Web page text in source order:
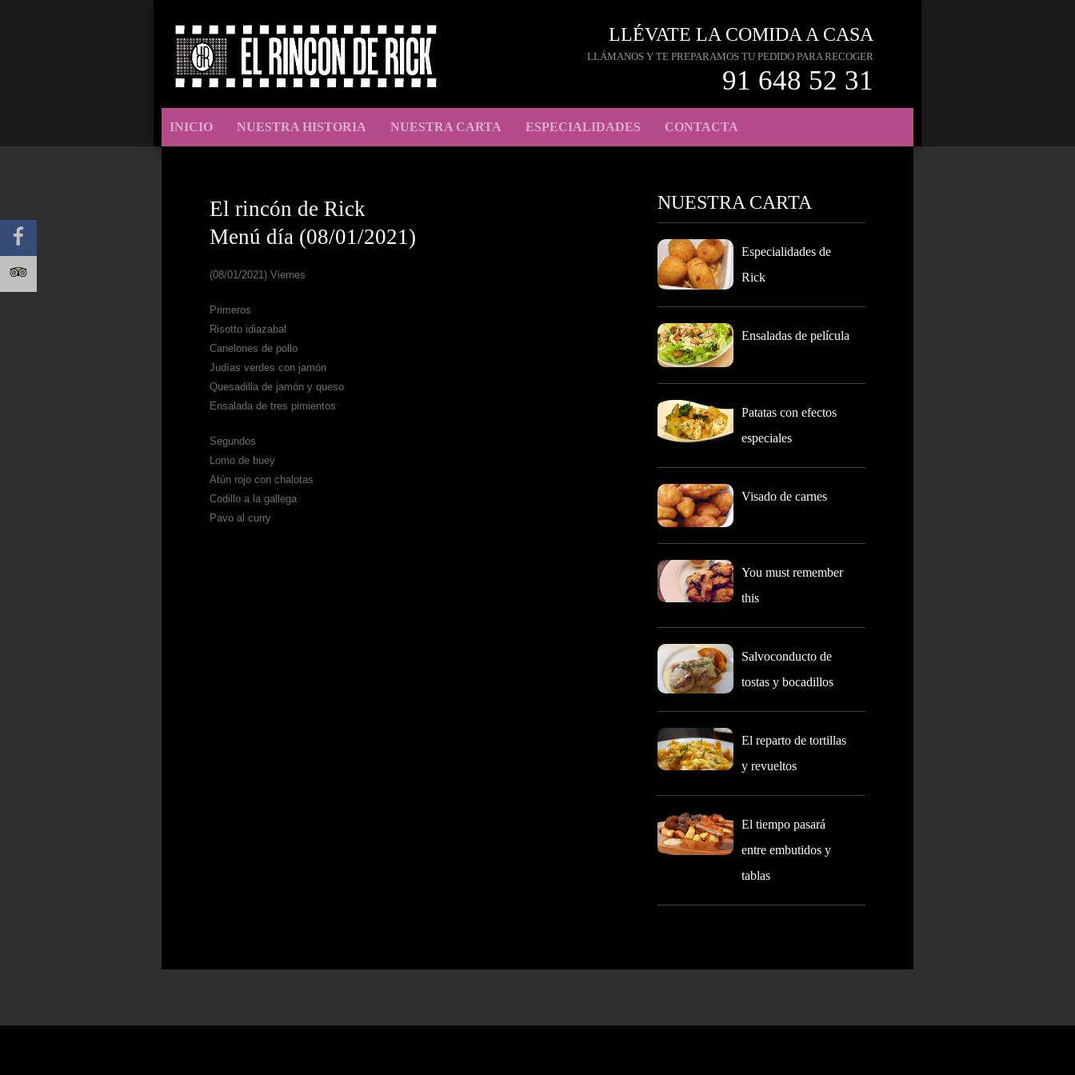
LLÉVATE LA COMIDA A CASA
LLÁMANOS Y TE PREPARAMOS TU PEDIDO PARA RECOGER
91 648 52 31
INICIO NUESTRA HISTORIA NUESTRA CARTA ESPECIALIDADES CONTACTA
El rincón de Rick
Menú día (08/01/2021)
(08/01/2021) Viernes
Primeros
Risotto idiazabal
Canelones de pollo
Judías verdes con jamón
Quesadilla de jamón y queso
Ensalada de tres pimientos
Segundos
Lomo de buey
Atún rojo con chalotas
Codillo a la gallega
Pavo al curry
NUESTRA CARTA
Especialidades de
Rick
Ensaladas de película
Patatas con efectos
especiales
Visado de carnes
You must remember
this
Salvoconducto de
tostas y bocadillos
El reparto de tortillas
y revueltos
El tiempo pasará
entre embutidos y
tablas